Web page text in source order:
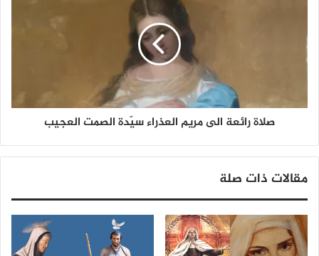
صلاة رائعة الى مريم العذراء سيّدة الصمت العجيب
مقالات ذات صلة